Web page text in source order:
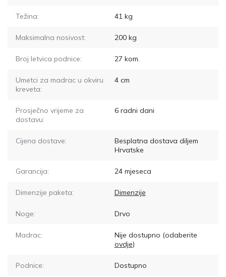
Težina: 41kg
Maksimalna nosivost: 200kg
Broj letvica podnice: 27 kom.
Umetci za madrac u okviru
kreveta:
4cm
Prosječno vrijeme za
dostavu:
6radni dani
Cijena dostave:
Besplatna dostava diljem
Hrvatske
Garancija: 24 mjeseca
Dimenzije paketa: Dimenzije
Noge: Drvo
Madrac: Nije dostupno (odaberite
ovdje)
Podnice: Dostupno